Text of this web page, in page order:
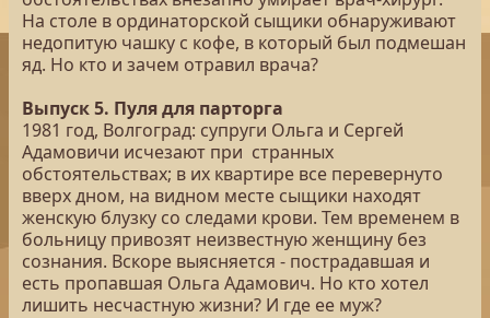
На столе в ординаторской сыщики обнаруживают
недопитую чашку с кофе, в который был подмешан
яд. Но кто и зачем отравил врача?
Выпуск 5. Пуля для парторга
1981 год, Волгоград: супруги Ольга и Сергей
Адамовичи исчезают при странных
обстоятельствах; в их квартире все перевернуто
вверх дном, на видном месте сыщики находят
женскую блузку со следами крови. Тем временем в
больницу привозят неизвестную женщину без
сознания. Вскоре выясняется - пострадавшая и
есть пропавшая Ольга Адамович. Но кто хотел
лишить несчастную жизни? И где ее муж?